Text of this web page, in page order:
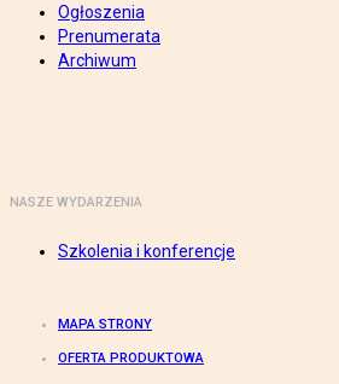
Ogłoszenia
Prenumerata
Archiwum
NASZE WYDARZENIA
Szkolenia i konferencje
MAPA STRONY
OFERTA PRODUKTOWA